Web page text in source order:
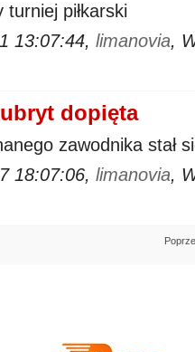
turniej piłkarski
13:07:44, limanovia,
dopięta
zawodnika stał
18:07:06, limanovia,